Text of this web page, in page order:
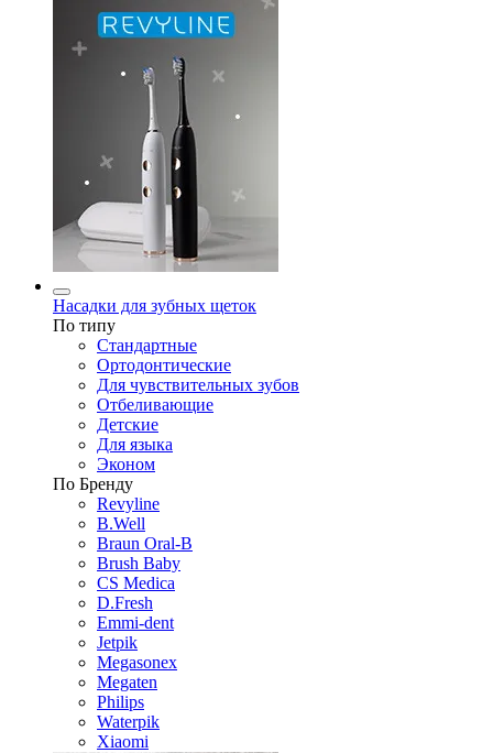
Насадки для зубных щеток
По типу
Стандартные
Ортодонтические
Для чувствительных зубов
Отбеливающие
Детские
Для языка
Эконом
По Бренду
Revyline
B.Well
Braun Oral-B
Brush Baby
CS Medica
D.Fresh
Emmi-dent
Jetpik
Megasonex
Megaten
Philips
Waterpik
Xiaomi